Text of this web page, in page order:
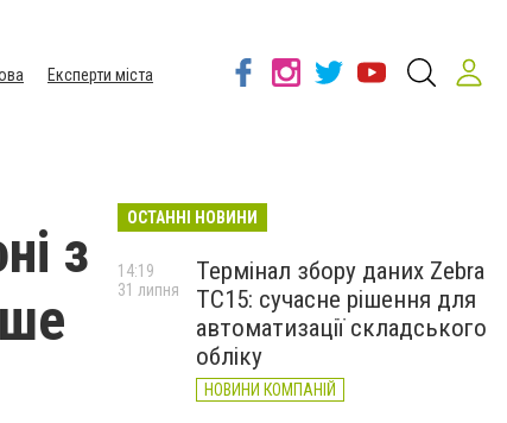
Експерти міста
з
ОСТАННІ НОВИНИ
Термінал збору даних Zebra
TC15: сучасне рішення для
автоматизації складського
обліку
НОВИНИ КОМПАНІЙ
14:19
31 липня